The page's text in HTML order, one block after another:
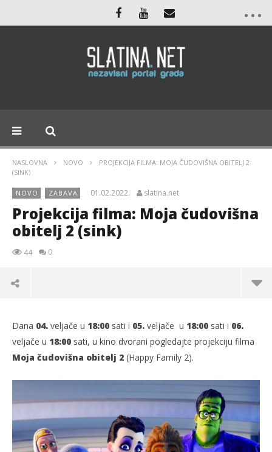
NASLOVNA NOVO
PROJEKCIJA FILMA: MOJA ČUDOVIŠNA OBITELJ 2
(SINK)
NOVO ZABAVA 01.02.2022. slatina.net
Projekcija filma: Moja čudovišna
obitelj 2 (sink)
44 0
Dana 04. veljače u 18:00 sati i 05. veljače u 18:00 sati i 06.
veljače u 18:00 sati, u kino dvorani pogledajte projekciju filma
Moja čudovišna obitelj 2 (Happy Family 2).